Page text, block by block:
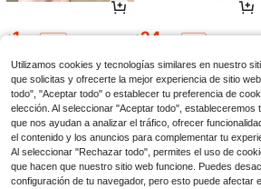
y
o para
$1.28 $24.05
Utilizamos cookies y tecnologías similares en nuestro
que solicitas y ofrecerte la mejor experiencia de sitio
todo", "Aceptar todo" o establecer tu preferencia de
elección. Al seleccionar "Aceptar todo", estableceremos
que nos ayudan a analizar el tráfico, ofrecer
el contenido y los anuncios para complementar tu
Al seleccionar "Rechazar todo", permites el uso de
que hacen que nuestro sitio web funcione. Puedes
configuración de tu navegador, pero esto puede afectar